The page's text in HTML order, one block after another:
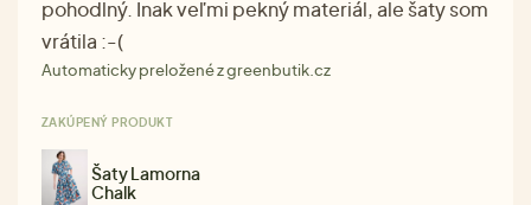
pohodlný. Inak veľmi pekný materiál, ale šaty som
vrátila :-(
Automaticky preložené z greenbutik.cz
ZAKÚPENÝ PRODUKT
Šaty Lamorna
Chalk